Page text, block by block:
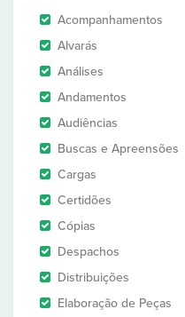
Acompanhamentos
Alvarás
Análises
Andamentos
Audiências
Buscas e Apreensões
Cargas
Certidões
Cópias
Despachos
Distribuições
Elaboração de Peças